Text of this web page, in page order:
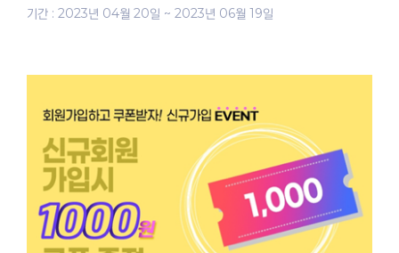
기간 : 2023년 04월 20일 ~ 2023년 06월 19일